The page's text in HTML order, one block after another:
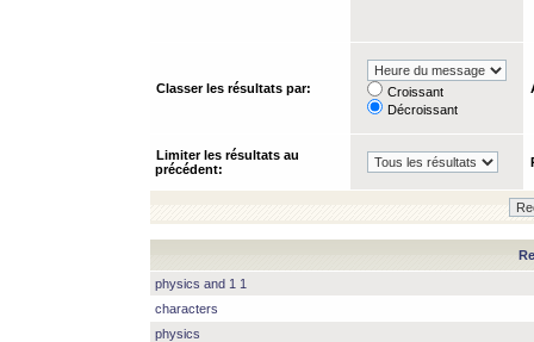
Classer les résultats par:
Croissant
Décroissant
Limiter les résultats au
précédent:
physics and 1 1
characters
physics